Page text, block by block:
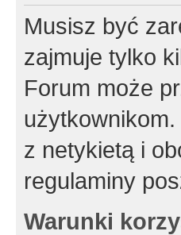
Musisz być
zajmuje tylko
Forum może
z netykietą i
regulaminy
Warunki